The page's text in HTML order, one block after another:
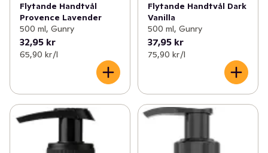
Flytande Handtvål
Provence Lavender
500 ml, Gunry
32,95 kr
65,90 kr /l
Flytande Handtvål Dark
Vanilla
500 ml, Gunry
37,95 kr
75,90 kr /l